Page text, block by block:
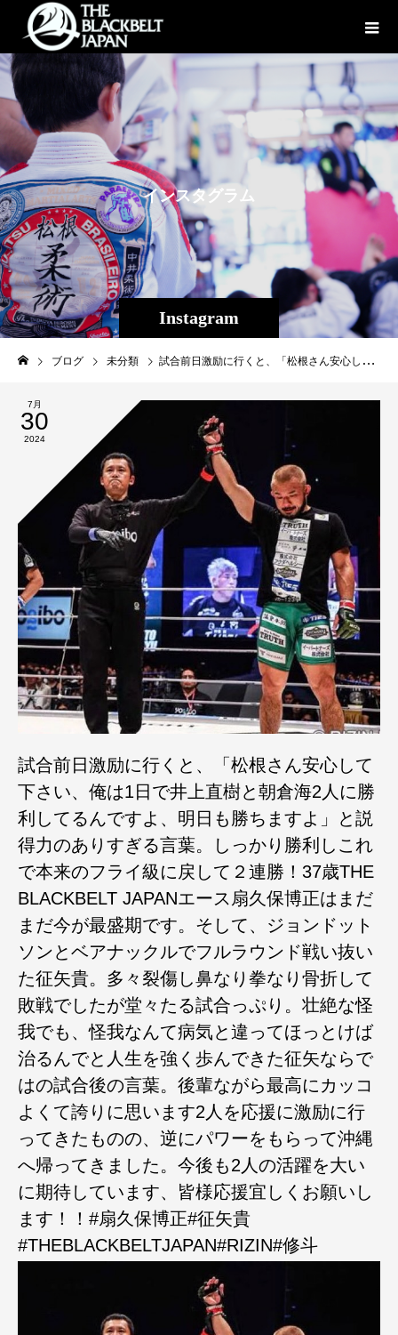
Instagram
インスタグラ ム
ブログ 未分類 試合前日激励に行くと、「松根さん安心して下さい、俺は1日で井上直樹と朝倉海2人に勝利してるんですよ、明日も勝ちますよ」と説得力のありすぎる言葉。しっかり勝利しこれで本来のフライ級に戻して２連勝！37歳THE BLACKBELT JAPANエース扇久保博正はまだまだ今が最盛期です。そして、ジョンドットソンとベアナックルでフルラウンド戦い抜いた征矢貴。多々裂傷し鼻なり拳なり骨折して敗戦でしたが堂々たる試合っぷり。壮絶な怪我でも、怪我なんて病気と違ってほっとけば治るんでと人生を強く歩んできた征矢ならではの試合後の言葉。後輩ながら最高にカッコよくて誇りに思います2人を応援に激励に行ってきたものの、逆にパワーをもらって沖縄へ帰ってきました。今後も2人の活躍を大いに期待しています、皆様応援宜しくお願いします！！#扇久保博正#征矢貴#THEBLACKBELTJAPAN#RIZIN#修斗
7月
30
2024
試合前日激励に行くと、「松根さん安心して
下さい、俺は1日で井上直樹と朝倉海2人に勝
利してるんですよ、明日も勝ちますよ」と説
得力のありすぎる言葉。しっかり勝利しこれ
で本来のフライ級に戻して２連勝！37歳THE
BLACKBELT JAPANエース扇久保博正はまだ
まだ今が最盛期です。そして、ジョンドット
ソンとベアナックルでフルラウンド戦い抜い
た征矢貴。多々裂傷し鼻なり拳なり骨折して
敗戦でしたが堂々たる試合っぷり。壮絶な怪
我でも、怪我なんて病気と違ってほっとけば
治るんでと人生を強く歩んできた征矢ならで
はの試合後の言葉。後輩ながら最高にカッコ
よくて誇りに思います2人を応援に激励に行
ってきたものの、逆にパワーをもらって沖縄
へ帰ってきました。今後も2人の活躍を大い
に期待しています、皆様応援宜しくお願いし
ます！！#扇久保博正#征矢貴
#THEBLACKBELTJAPAN#RIZIN#修斗